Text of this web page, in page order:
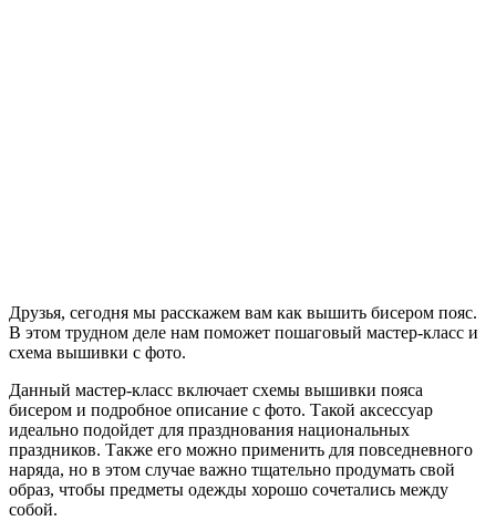
Друзья, сегодня мы расскажем вам как вышить бисером пояс.
В этом трудном деле нам поможет пошаговый мастер-класс и
схема вышивки с фото.
Данный мастер-класс включает схемы вышивки пояса
бисером и подробное описание с фото. Такой аксессуар
идеально подойдет для празднования национальных
праздников. Также его можно применить для повседневного
наряда, но в этом случае важно тщательно продумать свой
образ, чтобы предметы одежды хорошо сочетались между
собой.